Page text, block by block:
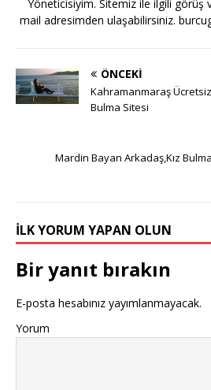
Yöneticisiyim. Sitemiz ile ilgili görüş
mail adresimden ulaşabilirsiniz.
ÖNCEKI
Kahramanmaraş
Bulma Sitesi
Mardin Bayan Arkadaş,Kız
İLK YORUM YAPAN OLUN
Bir yanıt bırakın
E-posta hesabınız yayımlanmayacak.
Yorum